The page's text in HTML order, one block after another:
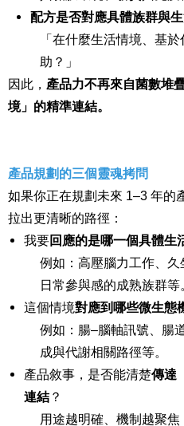
配方是否對應具體族群與
「在什麼生活情境、基
助？」
因此， 產品力不再來自菌數堆
境」的精準連結。
產品規劃的三個靈魂拷問
如果你正在規劃未來 1–3 年的
拉出更清晰的路徑：
我要回應的是哪一個具體生
例如：高壓腦力工作、
日常參與感的成熟族群等
這個情境對應到哪些微生態
例如：腸–腦軸訊號、腸
成與代謝相關路徑等。
產品敘事，是否能清楚傳達
連結 ？
用途越明確、機制越聚